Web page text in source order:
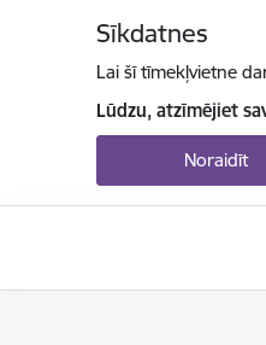
Sīkdatnes
Lai šī tīmekļvietne
Lūdzu, atzīmējiet
Noraidīt